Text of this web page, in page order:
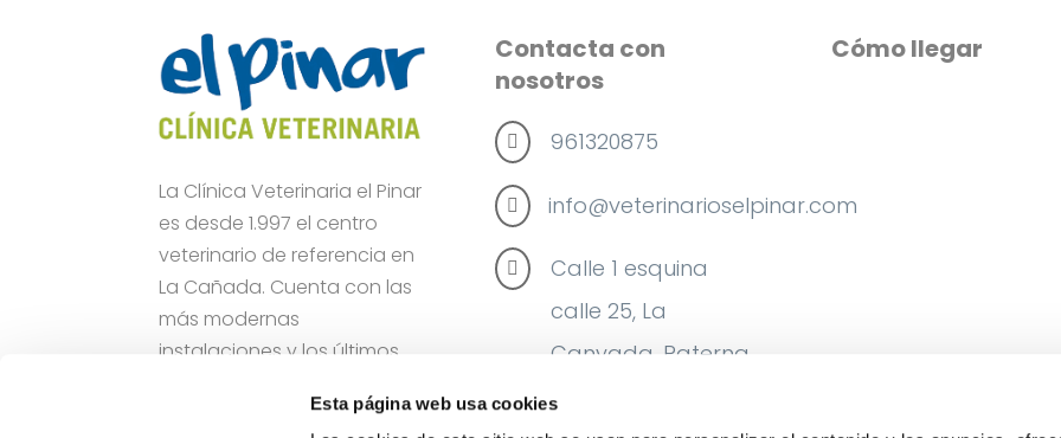
Esta página web usa cookies
La Clínica Veterinaria el Pinar
es desde 1.997 el centro
veterinario de referencia en
La Cañada. Cuenta con las
más modernas
instalaciones y los últimos
darle a su mascota los
Contacta con
nosotros
 961320875
 info@veterinarioselpinar.com

Calle 1 esquina
calle 25, La
Canyada, Paterna,
Valencia
Cómo llegar